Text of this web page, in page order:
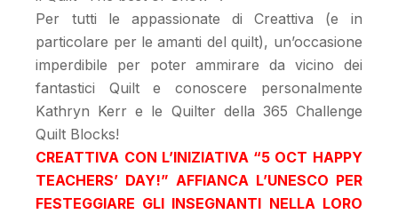
Per tutti le appassionate di Creattiva (e in
particolare per le amanti del quilt), un’occasione
imperdibile per poter ammirare da vicino dei
fantastici Quilt e conoscere personalmente
Kathryn Kerr e le Quilter della 365 Challenge
Quilt Blocks!
CREATTIVA CON L’INIZIATIVA “5 OCT HAPPY
TEACHERS’ DAY!” AFFIANCA L’UNESCO PER
FESTEGGIARE GLI INSEGNANTI NELLA LORO